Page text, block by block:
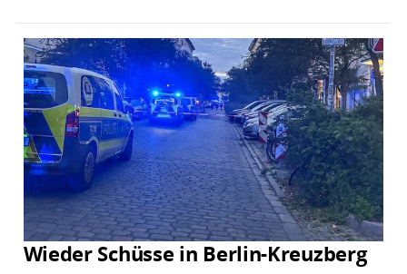
Wieder Schüsse in Berlin-Kreuzberg